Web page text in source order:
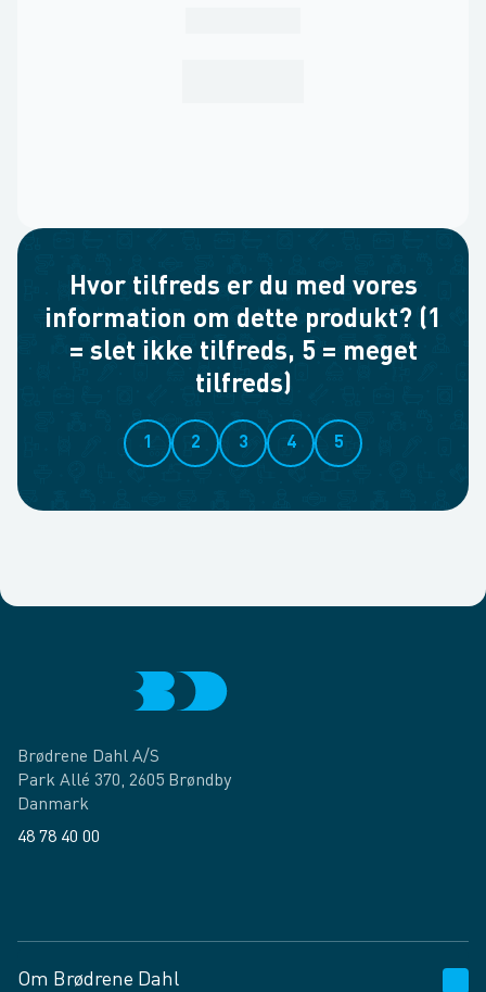
Hvor tilfreds er du med vores
information om dette produkt? (1
= slet ikke tilfreds, 5 = meget
tilfreds)
1 2 3 4 5
Brødrene Dahl A/S
Park Allé 370, 2605 Brøndby
Danmark
48 78 40 00
Om Brødrene Dahl